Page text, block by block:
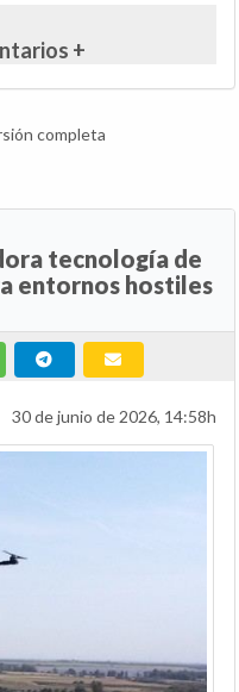
+
completa
tecnología de
entornos hostiles
30 de junio de 2026, 14:58h